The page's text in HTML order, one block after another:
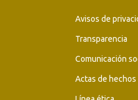
Avisos de
Transparencia
Comunicación
Actas de